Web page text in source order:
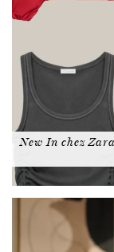
New In chez